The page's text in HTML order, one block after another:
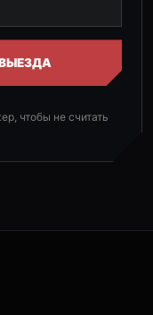
чтобы не считать